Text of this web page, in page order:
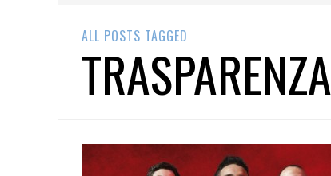
ALL POSTS TAGGED
TRASPARENZA